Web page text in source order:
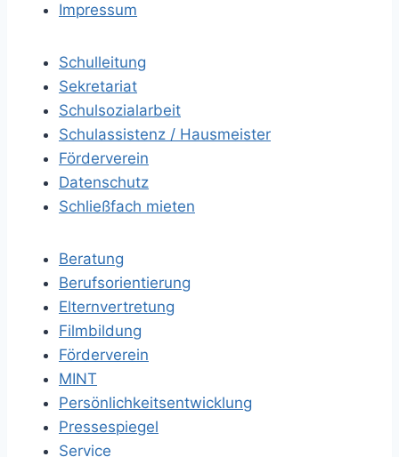
Impressum
Schulleitung
Sekretariat
Schulsozialarbeit
Schulassistenz / Hausmeister
Förderverein
Datenschutz
Schließfach mieten
Beratung
Berufsorientierung
Elternvertretung
Filmbildung
Förderverein
MINT
Persönlichkeitsentwicklung
Pressespiegel
Service